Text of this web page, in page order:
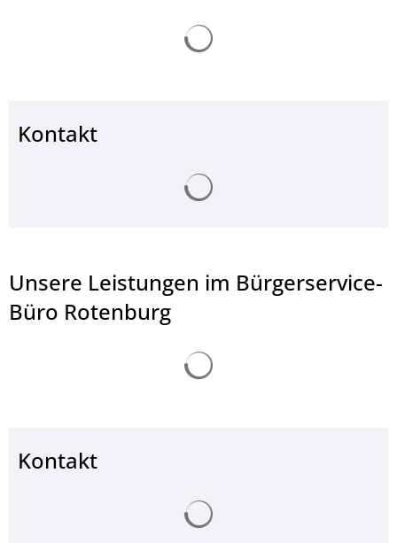
Kontakt
Unsere Leistungen im Bürgerservice-
Büro Rotenburg
Kontakt